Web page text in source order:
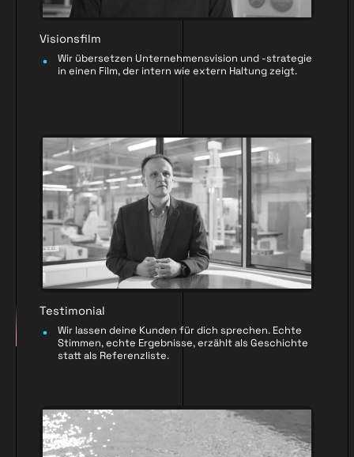
Visionsfilm
Wir übersetzen Unternehmensvision und -strategie
in einen Film, der intern wie extern Haltung zeigt.
Testimonial
Wir lassen deine Kunden für dich sprechen. Echte
Stimmen, echte Ergebnisse, erzählt als Geschichte
statt als Referenzliste.